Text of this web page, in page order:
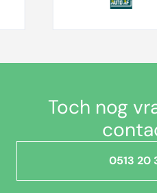
Toch nog
0513 20